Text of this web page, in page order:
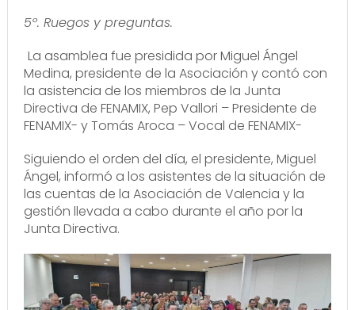
5º. Ruegos y preguntas.
La asamblea fue presidida por Miguel Ángel
Medina, presidente de la Asociación y contó con
la asistencia de los miembros de la Junta
Directiva de FENAMIX, Pep Vallori – Presidente de
FENAMIX- y Tomás Aroca – Vocal de FENAMIX-
Siguiendo el orden del día, el presidente, Miguel
Ángel, informó a los asistentes de la situación de
las cuentas de la Asociación de Valencia y la
gestión llevada a cabo durante el año por la
Junta Directiva.